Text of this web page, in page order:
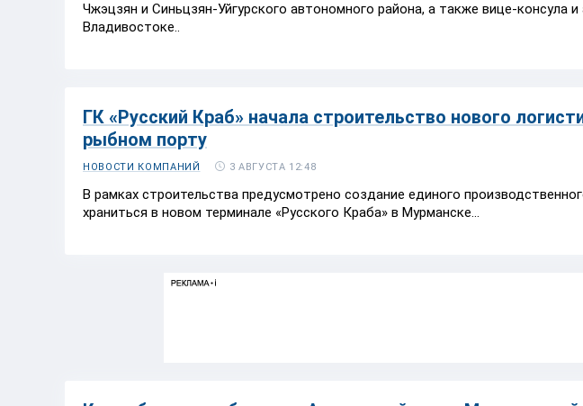
Чжэцзян и Синьцзян-Уйгурского автономного района, а также вице-консула
Владивостоке..
ГК «Русский Краб» начала строительство нового
рыбном порту
НОВОСТИ КОМПАНИЙ 3 АВГУСТА 12:48
В рамках строительства предусмотрено создание единого
храниться в новом терминале «Русского Краба» в Мурманске...